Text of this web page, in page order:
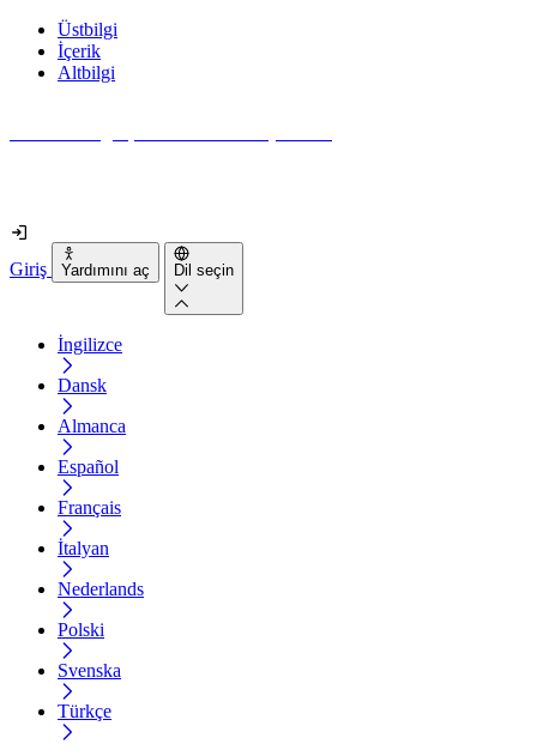
Üstbilgi
İçerik
Altbilgi
Giriş Yardımını aç Dil seçin
İngilizce
Dansk
Almanca
Español
Français
İtalyan
Nederlands
Polski
Svenska
Türkçe